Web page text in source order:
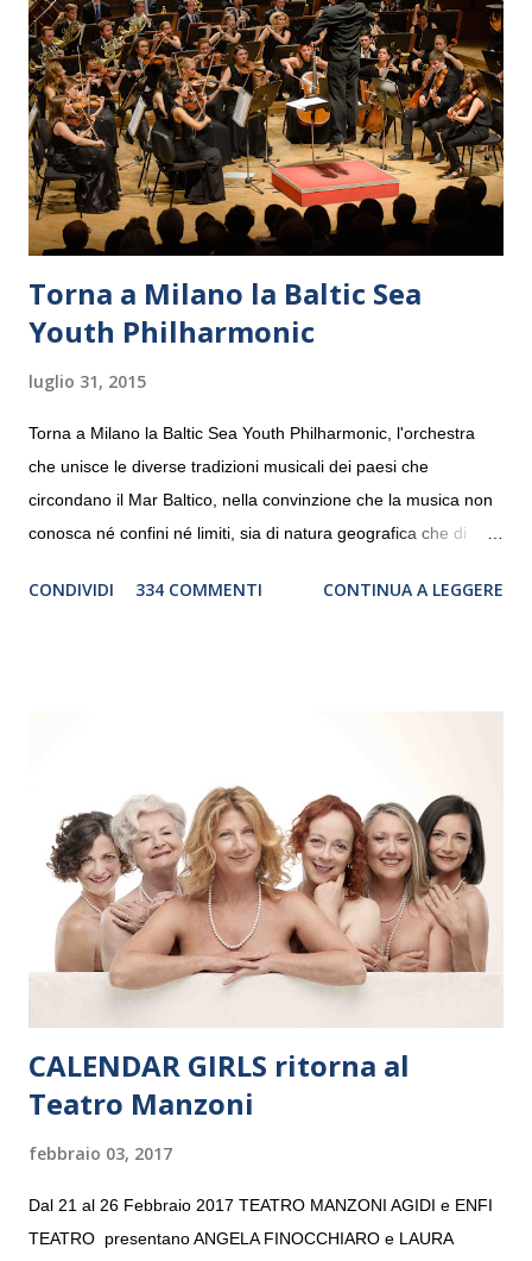
Torna a Milano la Baltic Sea
Youth Philharmonic
luglio 31, 2015
Torna a Milano la Baltic Sea Youth Philharmonic, l'orchestra
che unisce le diverse tradizioni musicali dei paesi che
circondano il Mar Baltico, nella convinzione che la musica non
conosca né confini né limiti, sia di natura geografica che di
debutterà il 10 settembre a Heiden, in Germania, e toccherà, in
“Settembre dell’Accademia” dove si esibirà per il secondo anno
consecutivo. Il pubblico milanese avrà il piacere di applaudire i
giovani artisti della Baltic Sea Youth Philharmonic per la quarta
volta. L’orchestra, fondata nel 2008 da Kristjan Järvi (affiancato
da un prestigioso consiglio di consulent...
CONDIVIDI 334 COMMENTI CONTINUA A LEGGERE
CALENDAR GIRLS ritorna al
Teatro Manzoni
febbraio 03, 2017
Dal 21 al 26 Febbraio 2017 TEATRO MANZONI AGIDI e ENFI
TEATRO presentano ANGELA FINOCCHIARO e LAURA